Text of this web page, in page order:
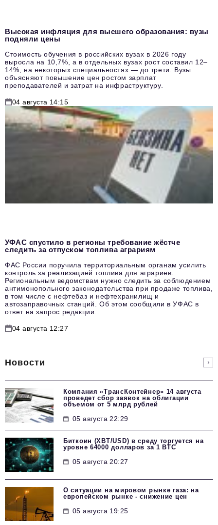
Высокая инфляция для высшего образования: вузы
подняли цены
Стоимость обучения в российских вузах в 2026 году
выросла на 10,7%, а в отдельных вузах рост составил 12–
14%, на некоторых специальностях — до трети. Вузы
объясняют повышение цен ростом зарплат
преподавателей и затрат на инфраструктуру.
04 августа 14:15
УФАС спустило в регионы требование жёстче
следить за отпуском топлива аграриям
ФАС России поручила территориальным органам усилить
контроль за реализацией топлива для аграриев.
Региональным ведомствам нужно следить за соблюдением
антимонопольного законодательства при продаже топлива,
в том числе с нефтебаз и нефтехранилищ и
автозаправочных станций. Об этом сообщили в УФАС в
ответ на запрос редакции.
04 августа 12:27
Новости
Компания «ТрансКонтейнер» 14 августа
проведет сбор заявок на облигации
объемом от 5 млрд рублей
05 августа 22:29
Биткоин (XBT/USD) в среду торгуется на
уровне 64000 долларов за 1 BTC
05 августа 20:27
О ситуации на мировом рынке газа: на
европейском рынке - снижение цен
05 августа 19:25